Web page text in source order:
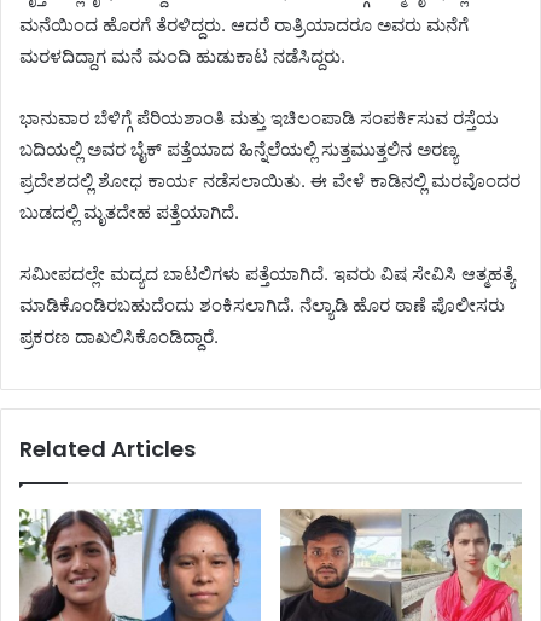
ಮನೆಯಿಂದ ಹೊರಗೆ ತೆರಳಿದ್ದರು. ಆದರೆ ರಾತ್ರಿಯಾದರೂ ಅವರು ಮನೆಗೆ
ಮರಳದಿದ್ದಾಗ ಮನೆ ಮಂದಿ ಹುಡುಕಾಟ ನಡೆಸಿದ್ದರು.
ಭಾನುವಾರ ಬೆಳಿಗ್ಗೆ ಪೆರಿಯಶಾಂತಿ ಮತ್ತು ಇಚಿಲಂಪಾಡಿ ಸಂಪರ್ಕಿಸುವ ರಸ್ತೆಯ
ಬದಿಯಲ್ಲಿ ಅವರ ಬೈಕ್ ಪತ್ತೆಯಾದ ಹಿನ್ನೆಲೆಯಲ್ಲಿ ಸುತ್ತಮುತ್ತಲಿನ ಅರಣ್ಯ
ಪ್ರದೇಶದಲ್ಲಿ ಶೋಧ ಕಾರ್ಯ ನಡೆಸಲಾಯಿತು. ಈ ವೇಳೆ ಕಾಡಿನಲ್ಲಿ ಮರವೊಂದರ
ಬುಡದಲ್ಲಿ ಮೃತದೇಹ ಪತ್ತೆಯಾಗಿದೆ.
ಸಮೀಪದಲ್ಲೇ ಮದ್ಯದ ಬಾಟಲಿಗಳು ಪತ್ತೆಯಾಗಿದೆ. ಇವರು ವಿಷ ಸೇವಿಸಿ ಆತ್ಮಹತ್ಯೆ
ಮಾಡಿಕೊಂಡಿರಬಹುದೆಂದು ಶಂಕಿಸಲಾಗಿದೆ. ನೆಲ್ಯಾಡಿ ಹೊರ ಠಾಣೆ ಪೊಲೀಸರು
ಪ್ರಕರಣ ದಾಖಲಿಸಿಕೊಂಡಿದ್ದಾರೆ.
Related Articles